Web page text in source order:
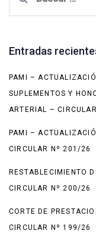
Entradas
PAMI –
SUPLEMENTOS Y
ARTERIAL –
PAMI –
CIRCULAR Nº 201/26
RESTABLECIMIENTO
CIRCULAR Nº 200/26
CORTE DE
CIRCULAR Nº 199/26